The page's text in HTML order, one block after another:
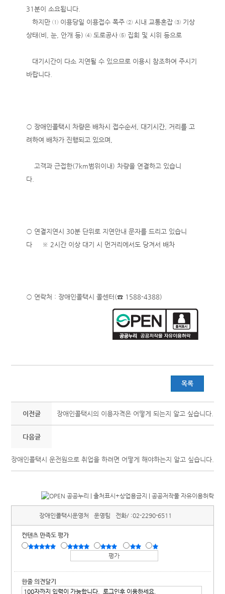
31분이 소요됩니다.
하지만 ① 이용당일 이용접수 폭주 ② 시내 교통혼잡 ③ 기상
상태(비, 눈, 안개 등) ④ 도로공사 ⑤ 집회 및 시위 등으로
대기시간이 다소 지연될 수 있으므로 이용시 참조하여 주시기
바랍니다.
○ 장애인콜택시 차량은 배차시 접수순서, 대기시간, 거리를 고
려하여 배차가 진행되고 있으며
고객과 근접한(7km범위이내) 차량을 연결하고 있습니
다.
○ 연결지연시 30분 단위로 지연안내 문자를 드리고 있습니
다 ※ 2시간 이상 대기 시 먼거리에서도 당겨서 배차
○ 연락처 : 장애인콜택시 콜센터(☎ 1588-4388)
목록
이전글 장애인콜택시의 이용자격은 어떻게 되는지 알고 싶습니다.
다음글
장애인콜택시 운전원으로 취업을 하려면 어떻게 해야하는지 알고 싶습니다.
장애인콜택시운영처 운영팀 전화/ :02-2290-6511
컨텐츠 만족도 평가
한줄 의견달기